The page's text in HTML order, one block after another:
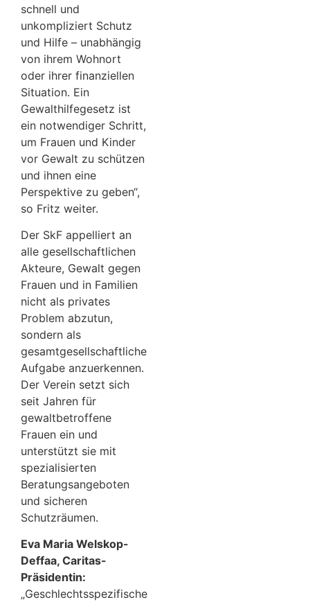
schnell und
unkompliziert Schutz
und Hilfe – unabhängig
von ihrem Wohnort
oder ihrer finanziellen
Situation. Ein
Gewalthilfegesetz ist
ein notwendiger Schritt,
um Frauen und Kinder
vor Gewalt zu schützen
und ihnen eine
Perspektive zu geben“,
so Fritz weiter.
Der SkF appelliert an
alle gesellschaftlichen
Akteure, Gewalt gegen
Frauen und in Familien
nicht als privates
Problem abzutun,
sondern als
gesamtgesellschaftliche
Aufgabe anzuerkennen.
Der Verein setzt sich
seit Jahren für
gewaltbetroffene
Frauen ein und
unterstützt sie mit
spezialisierten
Beratungsangeboten
und sicheren
Schutzräumen.
Eva Maria Welskop-
Deffaa, Caritas-
Präsidentin:
„Geschlechtsspezifische